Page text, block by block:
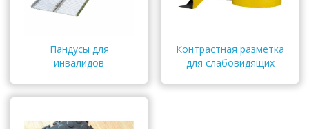
Пандусы для
инвалидов
Контрастная разметка
для слабовидящих